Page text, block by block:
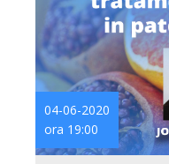
04-06-2020
ora 19:00